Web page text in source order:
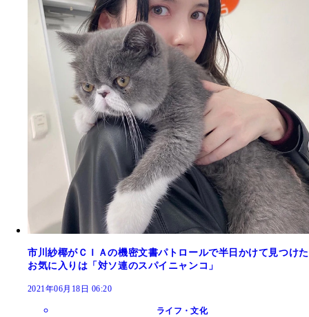
市川紗椰がＣＩＡの機密文書パトロールで半日かけて見つけた
お気に入りは「対ソ連のスパイニャンコ」
2021年06月18日 06:20
ライフ・文化